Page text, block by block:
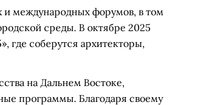
и международных форумов, в том
среды. В октябре 2025
где соберутся архитекторы,
на Дальнем Востоке,
программы. Благодаря своему